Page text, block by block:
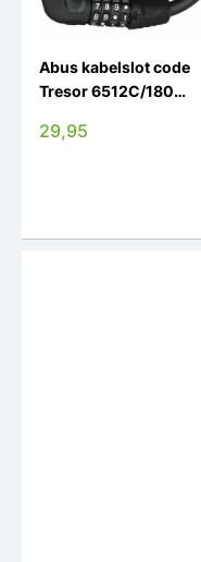
Abus kabelslot code
Tresor 6512C/180
29,95